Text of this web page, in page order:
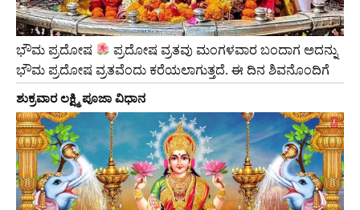
ಭೌಮ ಪ್ರದೋಷ
ಪ್ರದೋಷ ವ್ರತವು ಮಂಗಳವಾರ ಬಂದಾಗ ಅದನ್ನು
ಭೌಮ ಪ್ರದೋಷ ವ್ರತವೆಂದು ಕರೆಯಲಾಗುತ್ತದೆ. ಈ ದಿನ ಶಿವನೊಂದಿಗೆ
ಶುಕ್ರವಾರ ಲಕ್ಷ್ಮಿ ಪೂಜಾ ವಿಧಾನ